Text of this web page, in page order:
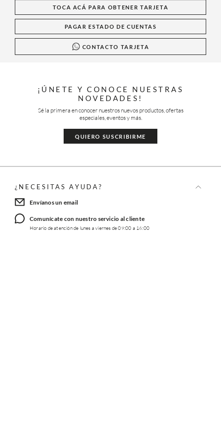
TOCA ACÁ PARA OBTENER TARJETA
PAGAR ESTADO DE CUENTAS
CONTACTO TARJETA
¡ÚNETE Y CONOCE NUESTRAS
NOVEDADES!
Sé la primera en conocer nuestros nuevos productos, ofertas
especiales, eventos y más.
QUIERO SUSCRIBIRME
¿NECESITAS AYUDA?
Envíanos un email
Comunícate con nuestro servicio al cliente
Horario de atención de lunes a viernes de 09:00 a 16:00